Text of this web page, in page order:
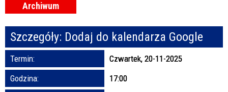
Organizator
Promowane
Archiwum
Szczegóły: Dodaj do kalendarza Google
Termin:
Czwartek, 20-11-2025
Godzina:
17:00